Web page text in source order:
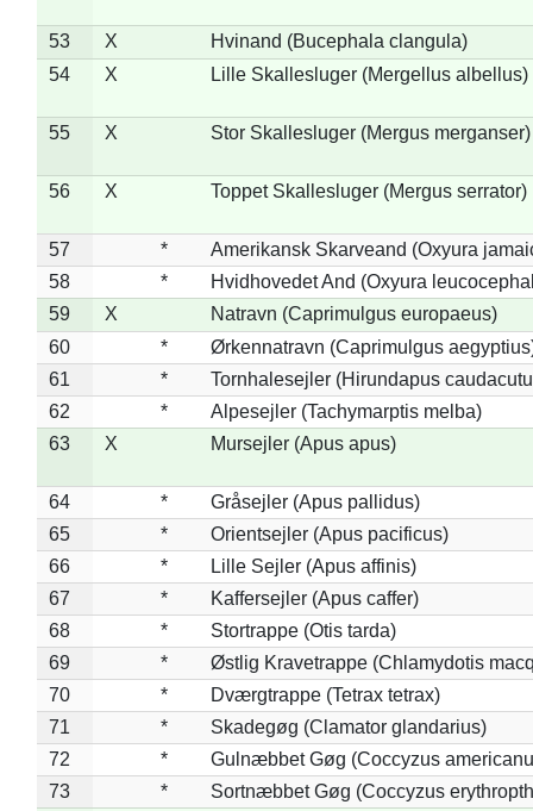
53 X
Hvinand (Bucephala clangula)
54
X Lille Skallesluger (Mergellus albellus)
55 X Stor Skallesluger (Mergus merganser)
56 X Toppet Skallesluger (Mergus serrator)
57 *
Amerikansk Skarveand (Oxyura
58
*
Hvidhovedet And (Oxyura
59
X
Natravn (Caprimulgus europaeus)
60
*
Ørkennatravn (Caprimulgus
61
*
Tornhalesejler (Hirundapus
62
*
Alpesejler (Tachymarptis melba)
63
X Mursejler (Apus apus)
64 *
Gråsejler (Apus pallidus)
65
*
Orientsejler (Apus pacificus)
66
*
Lille Sejler (Apus affinis)
67
*
Kaffersejler (Apus caffer)
68
*
Stortrappe (Otis tarda)
69
*
Østlig Kravetrappe (Chlamydotis
70
*
Dværgtrappe (Tetrax tetrax)
71
*
Skadegøg (Clamator glandarius)
72
*
Gulnæbbet Gøg (Coccyzus
73
*
Sortnæbbet Gøg (Coccyzus